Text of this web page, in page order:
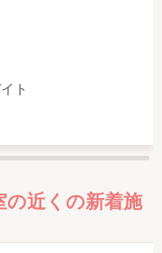
ト
の近くの新着施